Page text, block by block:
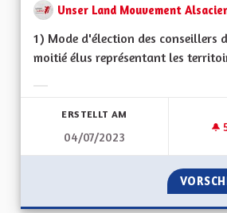
Unser Land Mouvement
1) Mode d'élection des conseillers
moitié élus représentant les
ERSTELLT AM
04/07/2023